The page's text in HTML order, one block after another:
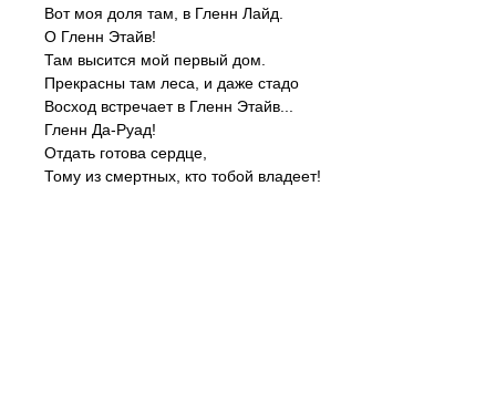
Вот моя доля там, в Гленн Лайд.
О Гленн Этайв!
Там высится мой первый дом.
Прекрасны там леса, и даже стадо
Восход встречает в Гленн Этайв...
Гленн Да-Руад!
Отдать готова сердце,
Тому из смертных, кто тобой владеет!